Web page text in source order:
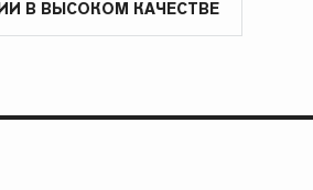
В ВЫСОКОМ КАЧЕСТВЕ